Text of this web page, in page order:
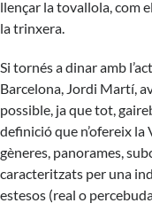
llençar la tovallola, com
la trinxera.
Si tornés a dinar amb
Barcelona, Jordi Martí,
possible, ja que tot,
definició que n’ofereix
gèneres, panorames,
caracteritzats per una
estesos (real o